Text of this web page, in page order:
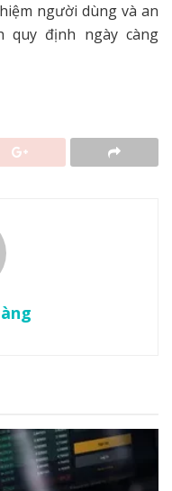
người dùng và an
quy định ngày càng